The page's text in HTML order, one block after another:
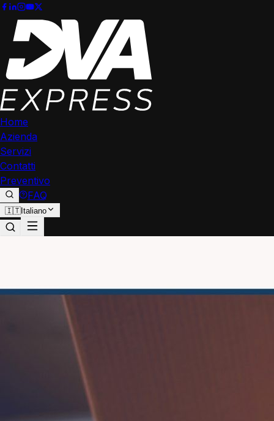
Home
Azienda
Servizi
Contatti
Preventivo
FAQ
🇮🇹Italiano